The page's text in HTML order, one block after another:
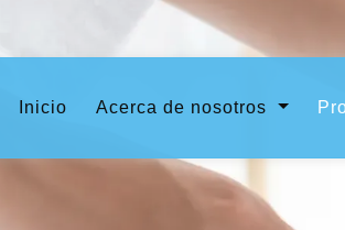
Inicio (current)
Acerca de nosotros